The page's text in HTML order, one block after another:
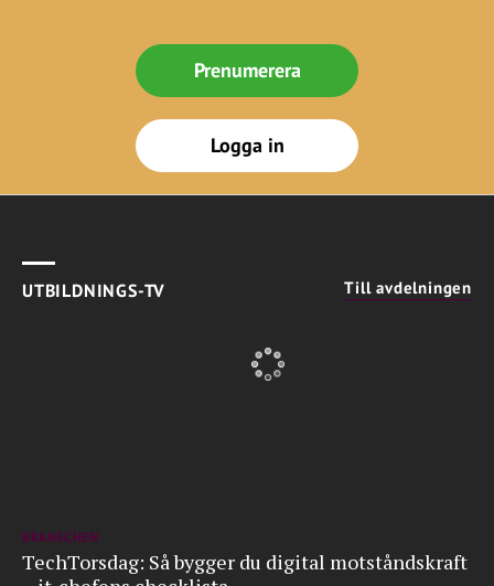
Prenumerera
Logga in
UTBILDNINGS-TV Till avdelningen
BRANSCHEN
TechTorsdag: Så bygger du digital motståndskraft